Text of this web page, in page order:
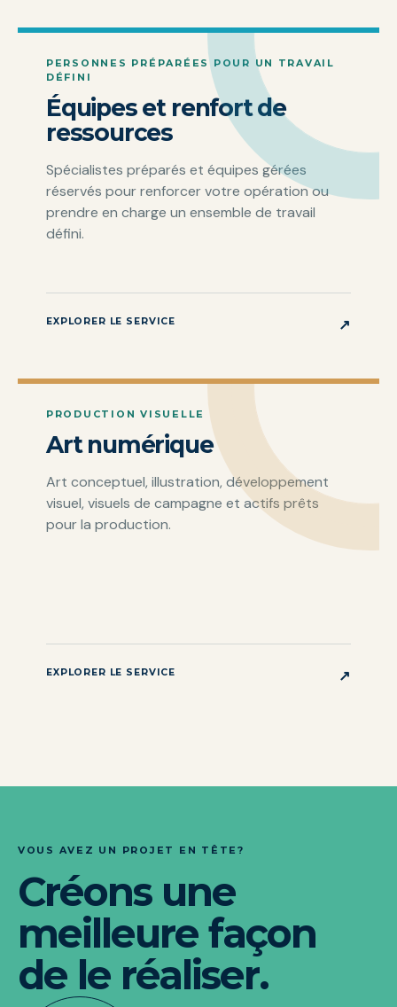
PERSONNES PRÉPARÉES POUR UN TRAVAIL
DÉFINI
Équipes et renfort de
ressources
Spécialistes préparés et équipes gérées
réservés pour renforcer votre opération ou
prendre en charge un ensemble de travail
défini.
EXPLORER LE SERVICE ↗
PRODUCTION VISUELLE
Art numérique
Art conceptuel, illustration, développement
visuel, visuels de campagne et actifs prêts
pour la production.
EXPLORER LE SERVICE ↗
VOUS AVEZ UN PROJET EN TÊTE?
Créons une
meilleure façon
de le réaliser.